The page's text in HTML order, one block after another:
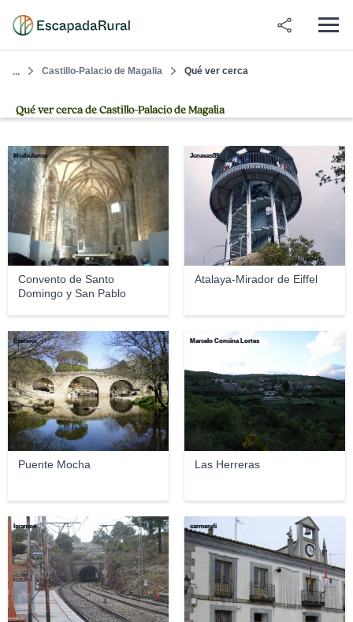
... Castillo-Palacio de Magalia Qué ver cerca
Qué ver cerca de Castillo-Palacio de Magalia
Convento de Santo
Domingo y San Pablo
Mrabulense
Atalaya-Mirador de Eiffel
Jcnavas89
Puente Mocha
Esetena
Las Herreras
Marcelo Concina Lortes
lsramos carmendi